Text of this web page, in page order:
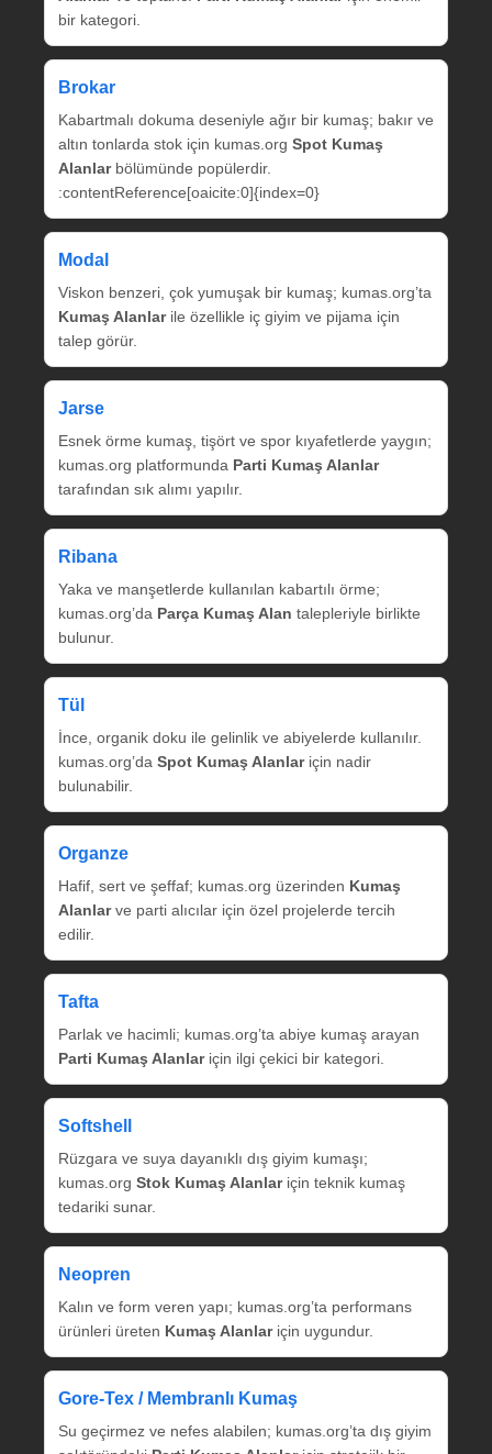
bir kategori.
Brokar
Kabartmalı dokuma deseniyle ağır bir kumaş; bakır ve
altın tonlarda stok için kumas.org Spot Kumaş
Alanlarbölümünde popülerdir.
:contentReference[oaicite:0]{index=0}
Modal
Viskon benzeri, çok yumuşak bir kumaş; kumas.org’ta
Kumaş Alanlarile özellikle iç giyim ve pijama için
talep görür.
Jarse
Esnek örme kumaş, tişört ve spor kıyafetlerde yaygın;
kumas.org platformunda Parti Kumaş Alanlar
tarafından sık alımı yapılır.
Ribana
Yaka ve manşetlerde kullanılan kabartılı örme;
kumas.org’da Parça Kumaş Alan talepleriyle birlikte
bulunur.
Tül
İnce, organik doku ile gelinlik ve abiyelerde kullanılır.
kumas.org’da Spot Kumaş Alanlariçin nadir
bulunabilir.
Organze
Hafif, sert ve şeffaf; kumas.org üzerinden Kumaş
Alanlarve parti alıcılar için özel projelerde tercih
edilir.
Tafta
Parlak ve hacimli; kumas.org’ta abiye kumaş arayan
Parti Kumaş Alanlariçin ilgi çekici bir kategori.
Softshell
Rüzgara ve suya dayanıklı dış giyim kumaşı;
kumas.org Stok Kumaş Alanlariçin teknik kumaş
tedariki sunar.
Neopren
Kalın ve form veren yapı; kumas.org’ta performans
ürünleri üreten Kumaş Alanlariçin uygundur.
Gore‑Tex / Membranlı Kumaş
Su geçirmez ve nefes alabilen; kumas.org’ta dış giyim